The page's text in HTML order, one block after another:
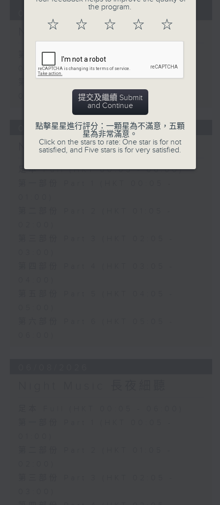
Night Music 長夜細聽
第一部份 Part 1 (HKT 00:05 -
01:00)
07/08/2026
Night Music 長夜細聽
足本 Full (HKT 00:05 - 06:00)
the program.
☆ ☆ ☆ ☆ ☆
提交及繼續 Submit
and Continue
點擊星星進行評分：一顆星為不滿意，五顆
星為非常滿意。
Click on the stars to rate: One star is for not
satisfied, and Five stars is for very satisfied.